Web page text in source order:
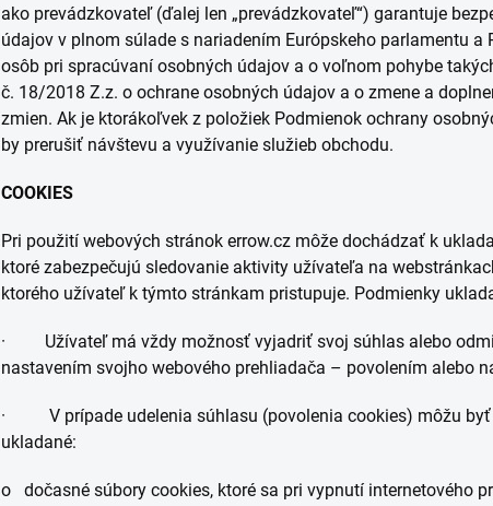
ako prevádzkovateľ (ďalej len „prevádzkovateľ“) garantuje
údajov v plnom súlade s nariadením Európskeho parlamentu
osôb pri spracúvaní osobných údajov a o voľnom pohybe
č. 18/2018 Z.z. o ochrane osobných údajov a o zmene a
zmien. Ak je ktorákoľvek z položiek Podmienok ochrany
by prerušiť návštevu a využívanie služieb obchodu.
COOKIES
Pri použití webových stránok errow.cz môže dochádzať k
ktoré zabezpečujú sledovanie aktivity užívateľa na
ktorého užívateľ k týmto stránkam pristupuje. Podmienky
· Užívateľ má vždy možnosť vyjadriť svoj súhlas alebo
nastavením svojho webového prehliadača – povolením alebo
· V prípade udelenia súhlasu (povolenia cookies) môžu byť
ukladané:
o dočasné súbory cookies, ktoré sa pri vypnutí internetového